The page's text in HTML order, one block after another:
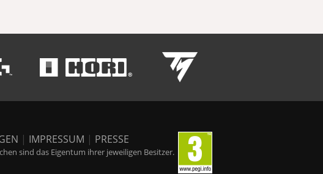
| IMPRESSUM | PRESSE
sind das Eigentum ihrer jeweiligen Besitzer.